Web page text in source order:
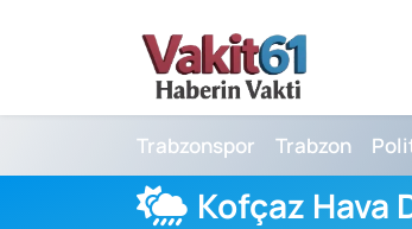
Trabzonspor Trabzon
Kofçaz Hava
Nöbetçi Eczaneler
Hava Durumu
Namaz Vakitleri